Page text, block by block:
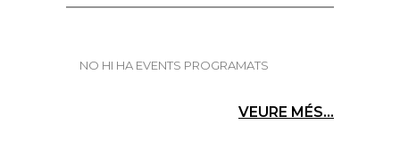
NO HI HA EVENTS PROGRAMATS
VEURE MÉS...